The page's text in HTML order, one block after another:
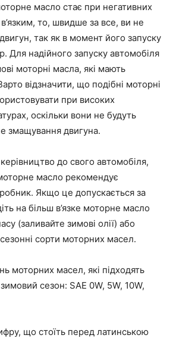
масло стає при негативних
то, швидше за все, ви не
так як в момент його запуску
Для надійного запуску автомобіля
моторні масла, які мають
відзначити, що подібні моторні
при високих
оскільки вони не будуть
змащування двигуна.
до свого автомобіля,
масло рекомендує
Якщо це допускається за
на більш в’язке моторне масло
(заливайте зимові олії) або
сорти моторних масел.
моторних масел, які підходять
сезон: SAE 0W, 5W, 10W,
що стоїть перед латинською